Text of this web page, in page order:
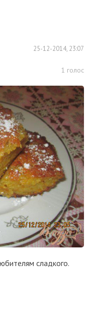
25-12-2014, 23:07
1 голос
сладкого.